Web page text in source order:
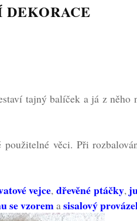
tajný balíček a já z něho
věci. Při
vejce, dřevěné ptáčky,
se vzoremasisalový